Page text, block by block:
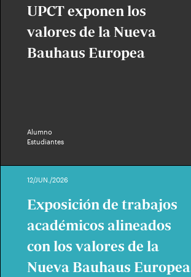
UPCT exponen los
valores de la Nueva
Bauhaus Europea
Alumno
Estudiantes
12/JUN./2026
Exposición de trabajos
académicos alineados
con los valores de la
Nueva Bauhaus Europea